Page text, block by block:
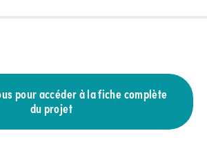
pour accéder à la fiche complète
du projet